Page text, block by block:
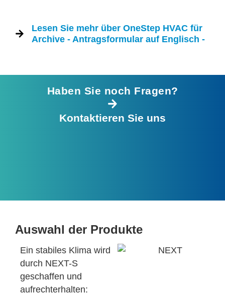
Lesen Sie mehr über OneStep HVAC für
Archive - Antragsformular auf Englisch -
Haben Sie noch Fragen?
Kontaktieren Sie uns
Auswahl der Produkte
Ein stabiles Klima wird
durch NEXT-S
geschaffen und
aufrechterhalten: